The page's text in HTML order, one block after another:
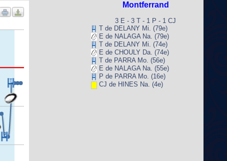
Montferrand
3 E - 3 T - 1 P - 1 CJ
T de DELANY Mi. (79e)
E de NALAGA Na. (79e)
T de DELANY Mi. (74e)
E de CHOULY Da. (74e)
T de PARRA Mo. (56e)
E de NALAGA Na. (55e)
P de PARRA Mo. (16e)
CJ de HINES Na. (4e)